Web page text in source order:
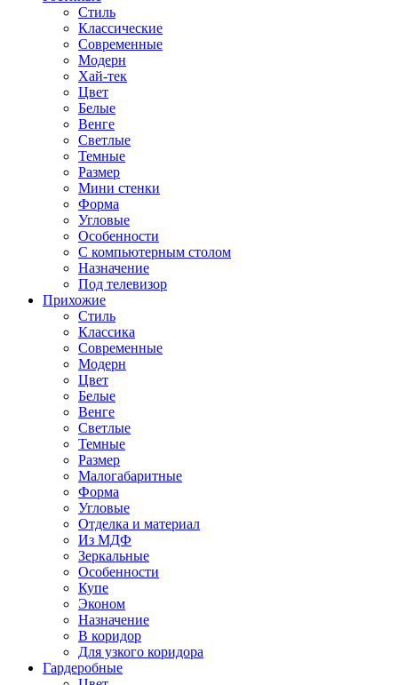
Стиль
Классические
Современные
Модерн
Хай-тек
Цвет
Белые
Венге
Светлые
Темные
Размер
Мини стенки
Форма
Угловые
Особенности
С компьютерным столом
Назначение
Под телевизор
Прихожие
Стиль
Классика
Современные
Модерн
Цвет
Белые
Венге
Светлые
Темные
Размер
Малогабаритные
Форма
Угловые
Отделка и материал
Из МДФ
Зеркальные
Особенности
Купе
Эконом
Назначение
В коридор
Для узкого коридора
Гардеробные